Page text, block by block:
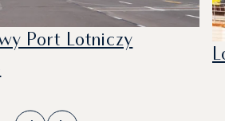
Port Lotniczy